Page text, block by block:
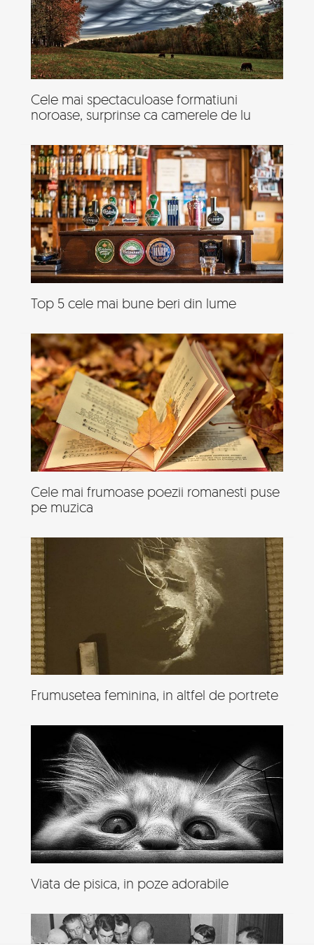
Cele mai spectaculoase formatiuni
noroase, surprinse ca camerele de lu
Top 5 cele mai bune beri din lume
Cele mai frumoase poezii romanesti puse
pe muzica
Frumusetea feminina, in altfel de portrete
Viata de pisica, in poze adorabile